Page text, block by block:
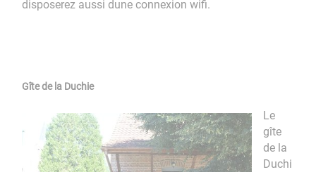
disposerez aussi dune connexion wifi.
Gîte de la Duchie
Le
gîte
de la
Duchi